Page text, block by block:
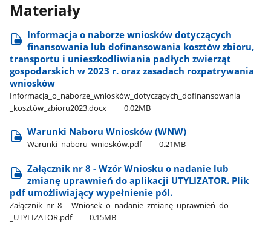
Materiały
Informacja o naborze wniosków dotyczących
finansowania lub dofinansowania kosztów zbioru,
transportu i unieszkodliwiania padłych zwierząt
gospodarskich w 2023 r. oraz zasadach rozpatrywania
wniosków
Informacja​_o​_naborze​_wniosków​_dotyczących​_dofinansowania​
_kosztów​_zbioru2023.docx
0.02MB
Warunki Naboru Wniosków (WNW)
Warunki​_naboru​_wniosków.pdf 0.21MB
Załącznik nr 8 - Wzór Wniosku o nadanie lub
zmianę uprawnień do aplikacji UTYLIZATOR. Plik
pdf umożliwiający wypełnienie pól.
Załącznik​_nr​_8​_-​_Wniosek​_o​_nadanie​_zmianę​_uprawnień​_do​
_UTYLIZATOR.pdf
0.15MB